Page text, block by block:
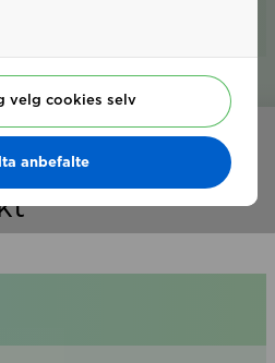
velg cookies selv
anbefalte